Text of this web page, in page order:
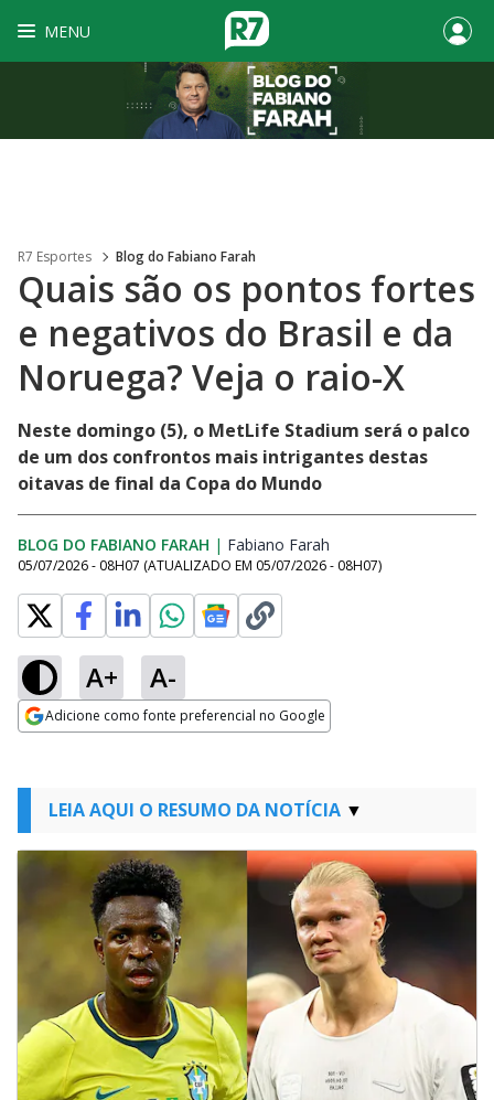
MENU
R7 Esportes Blog do Fabiano Farah
Quais são os pontos fortes
e negativos do Brasil e da
Noruega? Veja o raio-X
Neste domingo (5), o MetLife Stadium será o palco
de um dos confrontos mais intrigantes destas
oitavas de final da Copa do Mundo
BLOG DO FABIANO FARAH | Fabiano Farah
05/07/2026 - 08H07 (ATUALIZADO EM 05/07/2026 - 08H07)
A+ A-
Adicione como fonte preferencial no Google
LEIA AQUI O RESUMO DA NOTÍCIA